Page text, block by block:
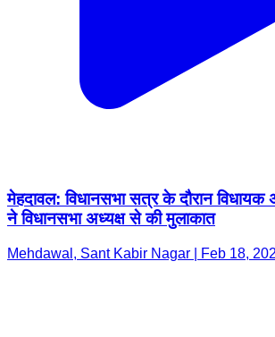
मेहदावल: विधानसभा सत्र के दौरान विधायक
ने विधानसभा अध्यक्ष से की मुलाकात
Mehdawal, Sant Kabir Nagar | Feb 18,